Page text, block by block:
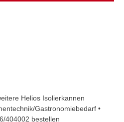
Helios Isolierkannen
Gastronomiebedarf •
404002 bestellen